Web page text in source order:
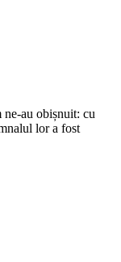
ne-au obișnuit: cu
lor a fost